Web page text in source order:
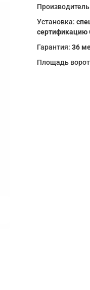
Установка:
сертификацию
Гарантия:36
Площадь